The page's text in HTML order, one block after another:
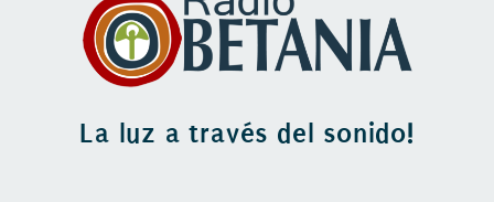
La luz a través del sonido!